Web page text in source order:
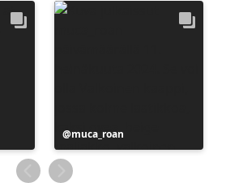
Julkaissut
muca_roan